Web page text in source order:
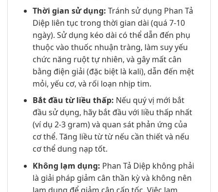
Thời gian sử dụng: Tránh sử dụng Phan Tả
Diệp liên tục trong thời gian dài (quá 7-10
ngày). Sử dụng kéo dài có thể dẫn đến phụ
thuộc vào thuốc nhuận tràng, làm suy yếu
chức năng ruột tự nhiên, và gây mất cân
bằng điện giải (đặc biệt là kali), dẫn đến mệt
mỏi, yếu cơ, và rối loạn nhịp tim.
Bắt đầu từ liều thấp: Nếu quý vị mới bắt
đầu sử dụng, hãy bắt đầu với liều thấp nhất
(ví dụ 2-3 gram) và quan sát phản ứng của
cơ thể. Tăng liều từ từ nếu cần thiết và nếu
cơ thể dung nạp tốt.
Không lạm dụng: Phan Tả Diệp không phải
là giải pháp giảm cân thần kỳ và không nên